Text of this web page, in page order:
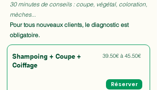
30 minutes de conseils : coupe, végétal, coloration,
mèches...​
Pour tous nouveaux clients, le diagnostic est
obligatoire.
Shampoing + Coupe +
Coiffage
39.50€ à 45.50€
Réserver